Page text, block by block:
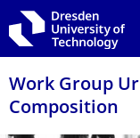
Skip to main navigation
Skip to search
Skip to content
Work Group
Composition